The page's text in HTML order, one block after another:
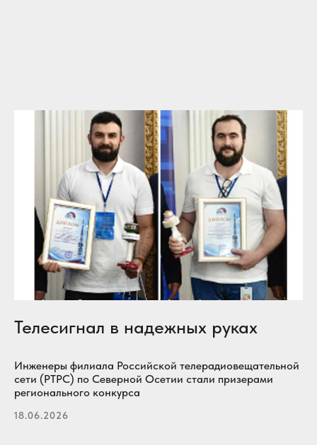
Телесигнал в надежных руках
Инженеры филиала Российской телерадиовещательной
сети (РТРС) по Северной Осетии стали призерами
регионального конкурса
18.06.2026